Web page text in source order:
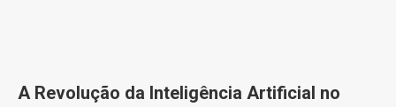
A Revolução da Inteligência Artificial no